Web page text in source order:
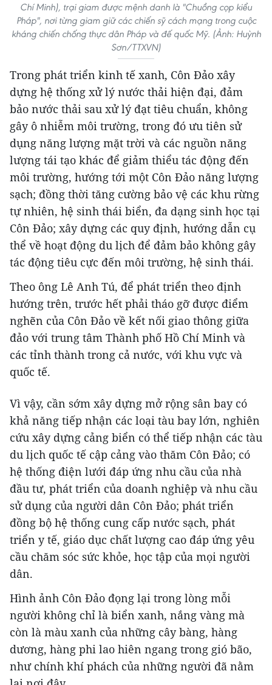
Chí Minh), trại giam được mệnh danh là "Chuồng cọp kiểu
Pháp", nơi từng giam giữ các chiến sỹ cách mạng trong cuộc
kháng chiến chống thực dân Pháp và đế quốc Mỹ. (Ảnh: Huỳnh
Sơn/TTXVN)
Trong phát triển kinh tế xanh, Côn Đảo xây
dựng hệ thống xử lý nước thải hiện đại, đảm
bảo nước thải sau xử lý đạt tiêu chuẩn, không
gây ô nhiễm môi trường, trong đó ưu tiên sử
dụng năng lượng mặt trời và các nguồn năng
lượng tái tạo khác để giảm thiểu tác động đến
môi trường, hướng tới một Côn Đảo năng lượng
sạch; đồng thời tăng cường bảo vệ các khu rừng
tự nhiên, hệ sinh thái biển, đa dạng sinh học tại
Côn Đảo; xây dựng các quy định, hướng dẫn cụ
thể về hoạt động du lịch để đảm bảo không gây
tác động tiêu cực đến môi trường, hệ sinh thái.
Theo ông Lê Anh Tú, để phát triển theo định
hướng trên, trước hết phải tháo gỡ được điểm
nghẽn của Côn Đảo về kết nối giao thông giữa
đảo với trung tâm Thành phố Hồ Chí Minh và
các tỉnh thành trong cả nước, với khu vực và
quốc tế.
Vì vậy, cần sớm xây dựng mở rộng sân bay có
khả năng tiếp nhận các loại tàu bay lớn, nghiên
cứu xây dựng cảng biển có thể tiếp nhận các tàu
du lịch quốc tế cập cảng vào thăm Côn Đảo; có
hệ thống điện lưới đáp ứng nhu cầu của nhà
đầu tư, phát triển của doanh nghiệp và nhu cầu
sử dụng của người dân Côn Đảo; phát triển
đồng bộ hệ thống cung cấp nước sạch, phát
triển y tế, giáo dục chất lượng cao đáp ứng yêu
cầu chăm sóc sức khỏe, học tập của mọi người
dân.
Hình ảnh Côn Đảo đọng lại trong lòng mỗi
người không chỉ là biển xanh, nắng vàng mà
còn là màu xanh của những cây bàng, hàng
dương, hàng phi lao hiên ngang trong gió bão,
như chính khí phách của những người đã nằm